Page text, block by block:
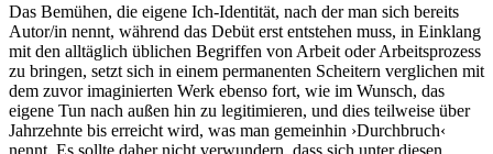
Das Bemühen, die eigene Ich-Identität, nach der man sich bereits
Autor/in nennt, während das Debüt erst entstehen muss, in Einklang
mit den alltäglich üblichen Begriffen von Arbeit oder Arbeitsprozess
zu bringen, setzt sich in einem permanenten Scheitern verglichen mit
dem zuvor imaginierten Werk ebenso fort, wie im Wunsch, das
eigene Tun nach außen hin zu legitimieren, und dies teilweise über
Jahrzehnte bis erreicht wird, was man gemeinhin ›Durchbruch‹
nennt. Es sollte daher nicht verwundern, dass sich unter diesen